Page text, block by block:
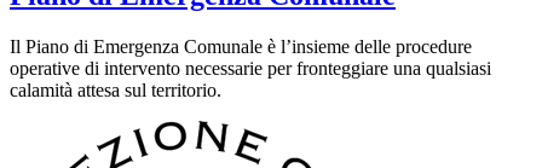
Il Piano di Emergenza Comunale è l’insieme delle procedure
operative di intervento necessarie per fronteggiare una qualsiasi
calamità attesa sul territorio.